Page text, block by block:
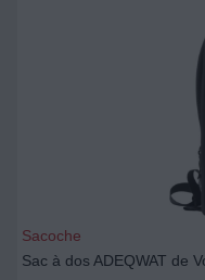
Sacoche
Sac à dos ADEQWAT de